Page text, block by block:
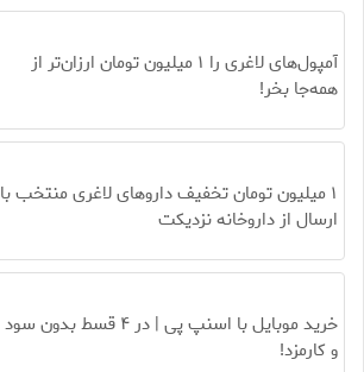
آمپول‌های لاغری را ۱ میلیون تومان ارزان‌تر از
همه‌جا بخر!
۱ میلیون تومان تخفیف داروهای لاغری منتخب با
ارسال از داروخانه نزدیکت
خرید موبایل با اسنپ پی | در ۴ قسط بدون سود
و کارمزد!